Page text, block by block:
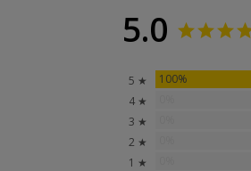
5.0
5 ★ 100%
4 ★
3 ★
2 ★
1 ★